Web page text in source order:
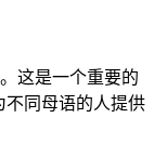
这是一个重要的
不同母语的人提供